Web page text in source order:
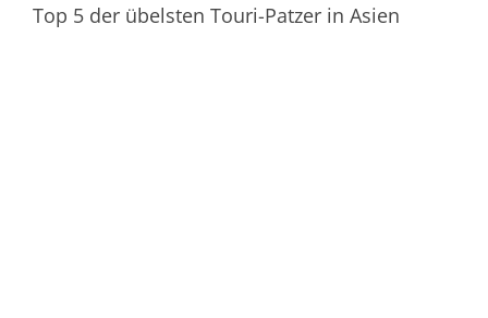
Top 5 der übelsten Touri-Patzer in Asien